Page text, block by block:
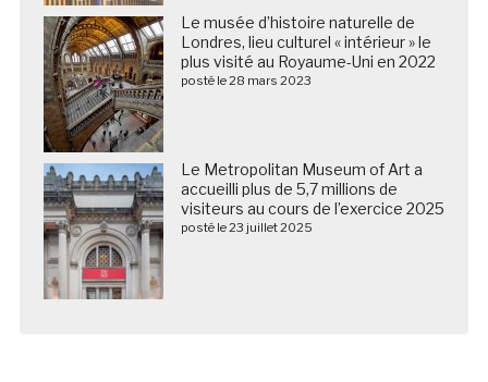
Le musée d’histoire naturelle de
Londres, lieu culturel « intérieur » le
plus visité au Royaume-Uni en 2022
posté le 28 mars 2023
Le Metropolitan Museum of Art a
accueilli plus de 5,7 millions de
visiteurs au cours de l’exercice 2025
posté le 23 juillet 2025